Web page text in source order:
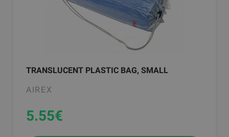
TRANSLUCENT PLASTIC BAG, SMALL
AIREX
5.55€